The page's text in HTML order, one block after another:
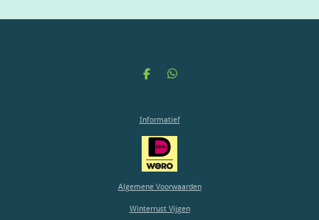
D
n
D
n
Informatief
Algemene Voorwaarden
Winterrust Vijgen